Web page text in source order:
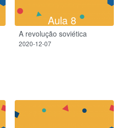
Aula 8
A revolução soviética
2020-12-07